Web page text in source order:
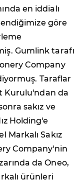
en iddialı
göre
Gumlink tarafı
Company
Taraflar
Kurulu'ndan da
sakız ve
Holding'e
Markalı Sakız
Company'nin
da Oneo,
ürünleri